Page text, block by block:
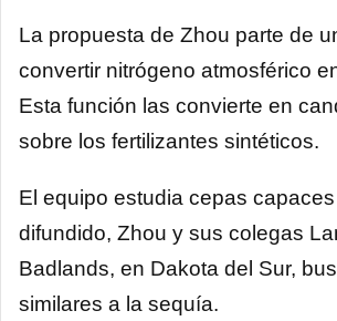
La propuesta de Zhou parte de
convertir nitrógeno atmosférico
Esta función las convierte en
sobre los fertilizantes sintéticos.
El equipo estudia cepas
difundido, Zhou y sus colegas
Badlands, en Dakota del Sur,
similares a la sequía.